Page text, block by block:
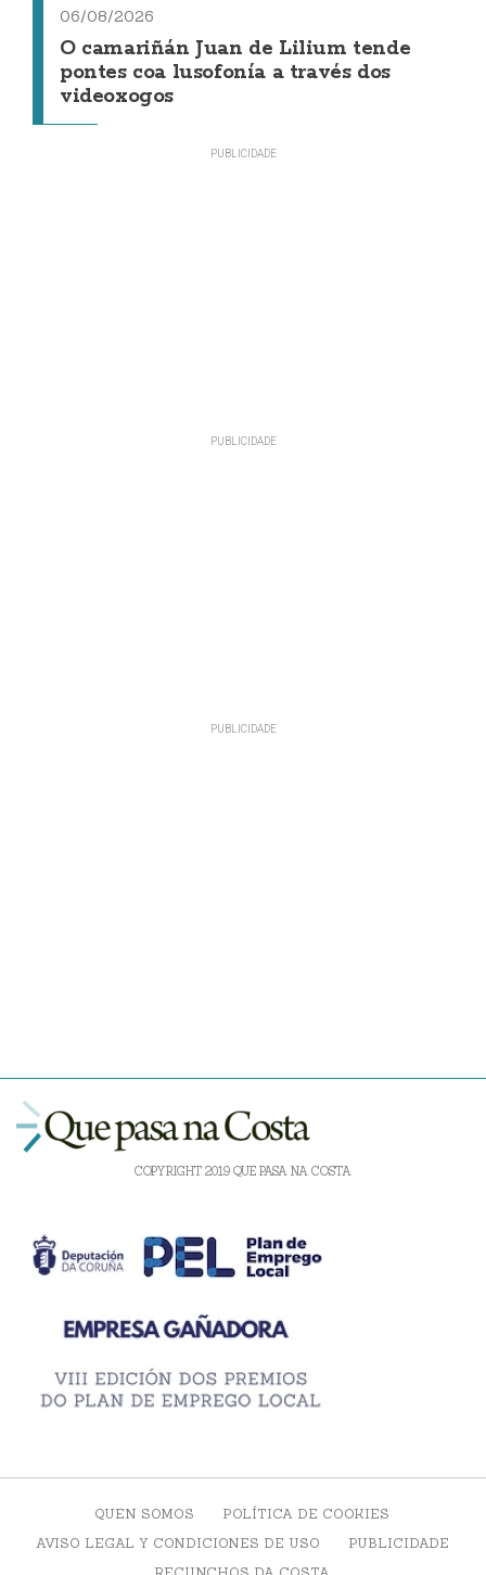
06/08/2026
O camariñán Juan de Lilium tende
pontes coa lusofonía a través dos
videoxogos
COPYRIGHT 2019 QUE PASA NA COSTA
QUEN SOMOS
POLÍTICA DE COOKIES
AVISO LEGAL Y CONDICIONES DE USO
PUBLICIDADE